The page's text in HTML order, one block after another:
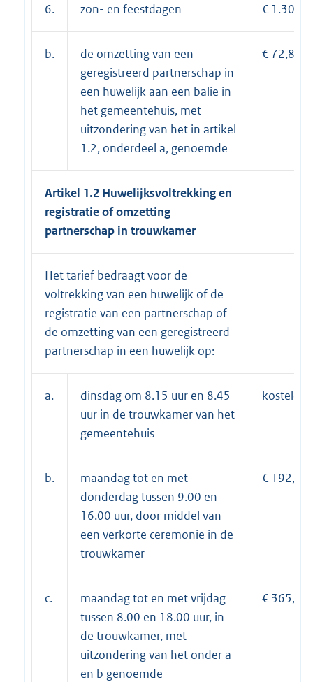
6. zon- en feestdagen €
b.
de omzetting van een
geregistreerd partnerschap in
een huwelijk aan een balie in
het gemeentehuis, met
uitzondering van het in artikel
1.2, onderdeel a, genoemde
€ 72,80.
Artikel 1.2 Huwelijksvoltrekking en
registratie of omzetting
partnerschap in trouwkamer
Het tarief bedraagt voor de
voltrekking van een huwelijk of de
registratie van een partnerschap of
de omzetting van een geregistreerd
partnerschap in een huwelijk op:
a.
dinsdag om 8.15 uur en 8.45
uur in de trouwkamer van het
gemeentehuis
b.
maandag tot en met
donderdag tussen 9.00 en
16.00 uur, door middel van
een verkorte ceremonie in de
trouwkamer
€ 192,65;
c.
maandag tot en met vrijdag
tussen 8.00 en 18.00 uur, in
de trouwkamer, met
uitzondering van het onder a
en b genoemde
€ 365,55.